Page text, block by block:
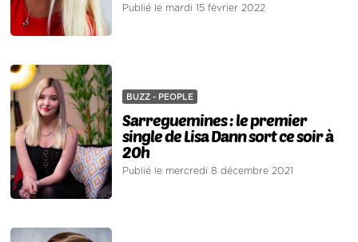
Publié le mardi 15 février 2022
BUZZ - PEOPLE
Sarreguemines : le premier
single de Lisa Dann sort ce soir à
20h
Publié le mercredi 8 décembre 2021